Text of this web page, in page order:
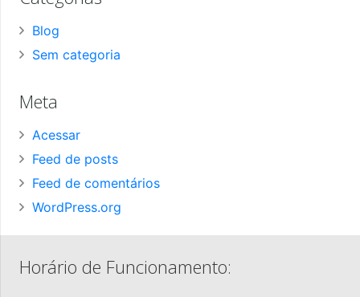
Blog
Sem categoria
Meta
Acessar
Feed de posts
Feed de comentários
WordPress.org
Horário de Funcionamento: